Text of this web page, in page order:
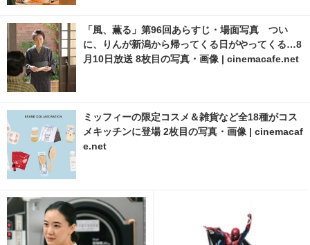
「風、薫る」第96回あらすじ・場面写真 つい
に、りんが新潟から帰ってくる日がやってくる…8
月10日放送 8枚目の写真・画像 | cinemacafe.net
ミッフィーの限定コスメ＆雑貨など全18種がコス
メキッチンに登場 2枚目の写真・画像 | cinemacaf
e.net